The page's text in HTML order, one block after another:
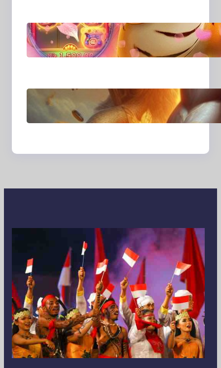
MajalahPotretIndones
ia dan Cara Baru
Merekam Cerita dari
Transformasi Media
Visual di Era Digital:
Bagaimana Fotografi